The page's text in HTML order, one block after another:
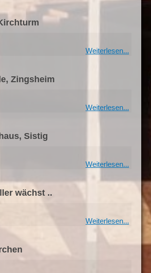
Weiterlesen...
Zingsheim
Weiterlesen...
Sistig
Weiterlesen...
wächst ..
Weiterlesen...